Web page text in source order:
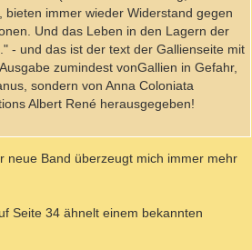
bieten immer wieder Widerstand gegen
Und das Leben in den Lagern der
- und das ist der text der Gallienseite mit
zumindest vonGallien in Gefahr,
sondern von Anna Coloniata
Albert René herausgegeben!
neue Band überzeugt mich immer mehr
Seite 34 ähnelt einem bekannten